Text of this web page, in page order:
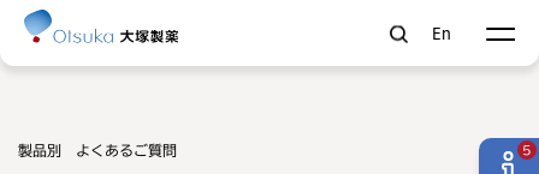
En
製品別 よくあるご質問 5